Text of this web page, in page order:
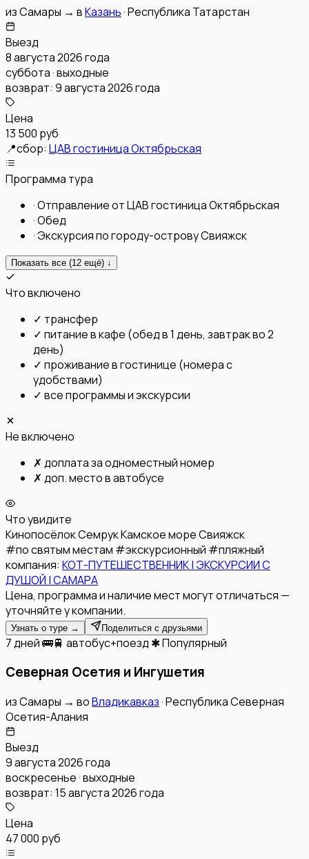
изСамары → вКазань·Республика Татарстан
Выезд
8 августа 2026 года
суббота · выходные
возврат: 9 августа 2026 года
Цена
13 500 руб
📍сбор: ЦАВ гостиница Октябрьская
Программа тура
·Отправление от ЦАВ гостиница Октябрьская
·Обед
· Экскурсия по городу-острову Свияжск
Показать все (12 ещё) ↓
Что включено
✓ трансфер
✓ питание в кафе (обед в 1 день, завтрак во 2
день)
✓ проживание в гостинице (номера с
удобствами)
✓ все программы и экскурсии
Не включено
✗ доплата за одноместный номер
✗ доп. место в автобусе
Что увидите
Кинопосёлок СемрукКамское мореСвияжск
#по святым местам #экскурсионный #пляжный
компания: КОТ-ПУТЕШЕСТВЕННИК | ЭКСКУРСИИ С
ДУШОЙ | САМАРА
Цена, программа и наличие мест могут отличаться —
уточняйте у компании.
Узнать о туре → Поделиться с друзьями
7 дней🚌🚆 автобус+поезд ✱ Популярный
Северная Осетия и Ингушетия
изСамары → воВладикавказ·Республика Северная
Осетия-Алания
Выезд
9 августа 2026 года
воскресенье · выходные
возврат: 15 августа 2026 года
Цена
47 000 руб